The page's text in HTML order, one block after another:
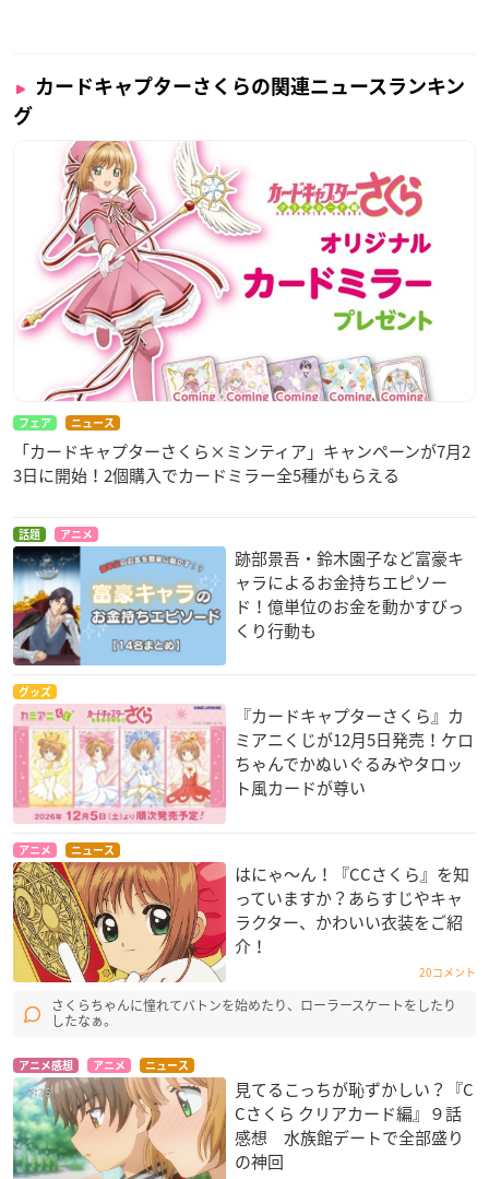
カードキャプターさくらの関連ニュースランキン
グ
フェア ニュース
「カードキャプターさくら×ミンティア」キャンペーンが7月2
3日に開始！2個購入でカードミラー全5種がもらえる
話題 アニメ
跡部景吾・鈴木園子など富豪キ
ャラによるお金持ちエピソー
ド！億単位のお金を動かすびっ
くり行動も
グッズ
『カードキャプターさくら』カ
ミアニくじが12月5日発売！ケロ
ちゃんでかぬいぐるみやタロッ
ト風カードが尊い
アニメ ニュース
はにゃ〜ん！『CCさくら』を知
っていますか？あらすじやキャ
ラクター、かわいい衣装をご紹
介！
20コメント
さくらちゃんに憧れてバトンを始めたり、ローラースケートをしたり
したなぁ。
アニメ感想 アニメ ニュース
見てるこっちが恥ずかしい？『C
Cさくら クリアカード編』９話
感想 水族館デートで全部盛り
の神回